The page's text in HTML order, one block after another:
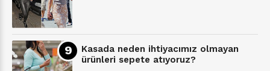
Kasada neden ihtiyacımız olmayan
ürünleri sepete atıyoruz?